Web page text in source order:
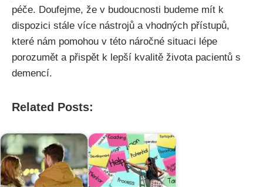
péče. Doufejme, že v budoucnosti budeme mít k
dispozici stále více nástrojů a vhodných přístupů,
které nám pomohou v této náročné situaci lépe
porozumět a přispět k lepší kvalitě života pacientů s
demencí.
Related Posts: